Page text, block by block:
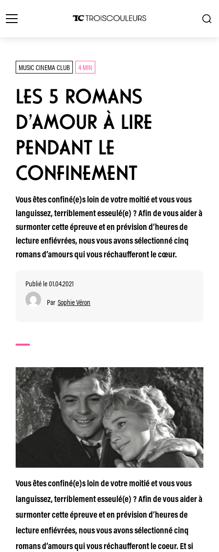
MUSIC CINEMA CLUB 4 MIN
LES 5 ROMANS
D’AMOUR À LIRE
PENDANT LE
CONFINEMENT
Vous êtes confiné(e)s loin de votre moitié et vous vous
languissez, terriblement esseulé(e) ? Afin de vous aider à
surmonter cette épreuve et en prévision d’heures de
lecture enfiévrées, nous vous avons sélectionné cinq
romans d’amours qui vous réchaufferont le cœur.
Publié le 01.04.2021
Par Sophie Véron
Vous êtes confiné(e)s loin de votre moitié et vous vous
languissez, terriblement esseulé(e) ? Afin de vous aider à
surmonter cette épreuve et en prévision d’heures de
lecture enfiévrées, nous vous avons sélectionné cinq
romans d’amours qui vous réchaufferont le coeur. Et si